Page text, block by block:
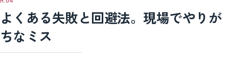
よくある失敗と回避法。現場でやりが
ちなミス